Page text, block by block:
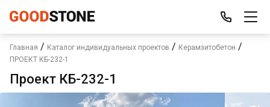
Главная / Каталог индивидуальных проектов / Керамзитобетон /
ПРОЕКТ КБ-232-1
Проект КБ-232-1